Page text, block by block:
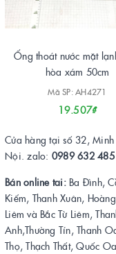
Ống thoát nước mặt
hòa xám 50cm
Mã SP: AH4271
19.507₫
Cửa hàng tại số 32,
Nội. zalo: 0989 632 485
Bán online tai: Ba Đình,
Kiếm, Thanh Xuân,
Liêm và Bắc Từ Liêm,
Anh,Thường Tín, Thanh
Thọ, Thạch Thất, Quốc